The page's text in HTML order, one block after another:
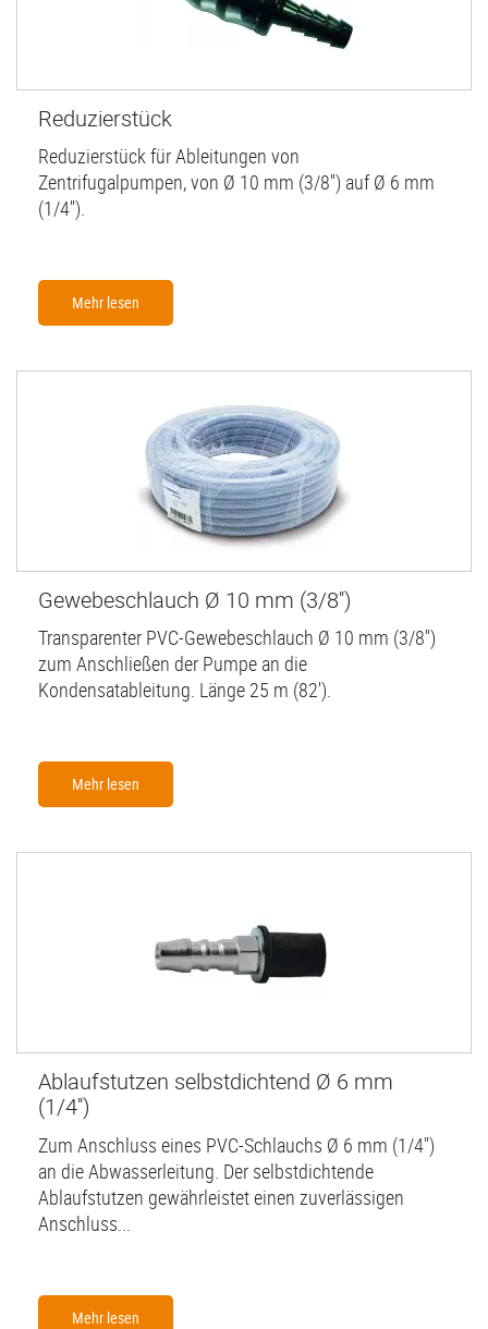
Reduzierstück
Reduzierstück für Ableitungen von
Zentrifugalpumpen, von Ø 10 mm (3/8'') auf Ø 6 mm
(1/4'').
Mehr lesen
Gewebeschlauch Ø 10 mm (3/8'')
Transparenter PVC-Gewebeschlauch Ø 10 mm (3/8'')
zum Anschließen der Pumpe an die
Kondensatableitung. Länge 25 m (82').
Mehr lesen
Ablaufstutzen selbstdichtend Ø 6 mm
(1/4'')
Zum Anschluss eines PVC-Schlauchs Ø 6 mm (1/4'')
an die Abwasserleitung. Der selbstdichtende
Ablaufstutzen gewährleistet einen zuverlässigen
Anschluss...
Mehr lesen